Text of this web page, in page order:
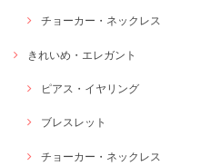
チョーカー・ネックレス
きれいめ・エレガント
ピアス・イヤリング
ブレスレット
チョーカー・ネックレス